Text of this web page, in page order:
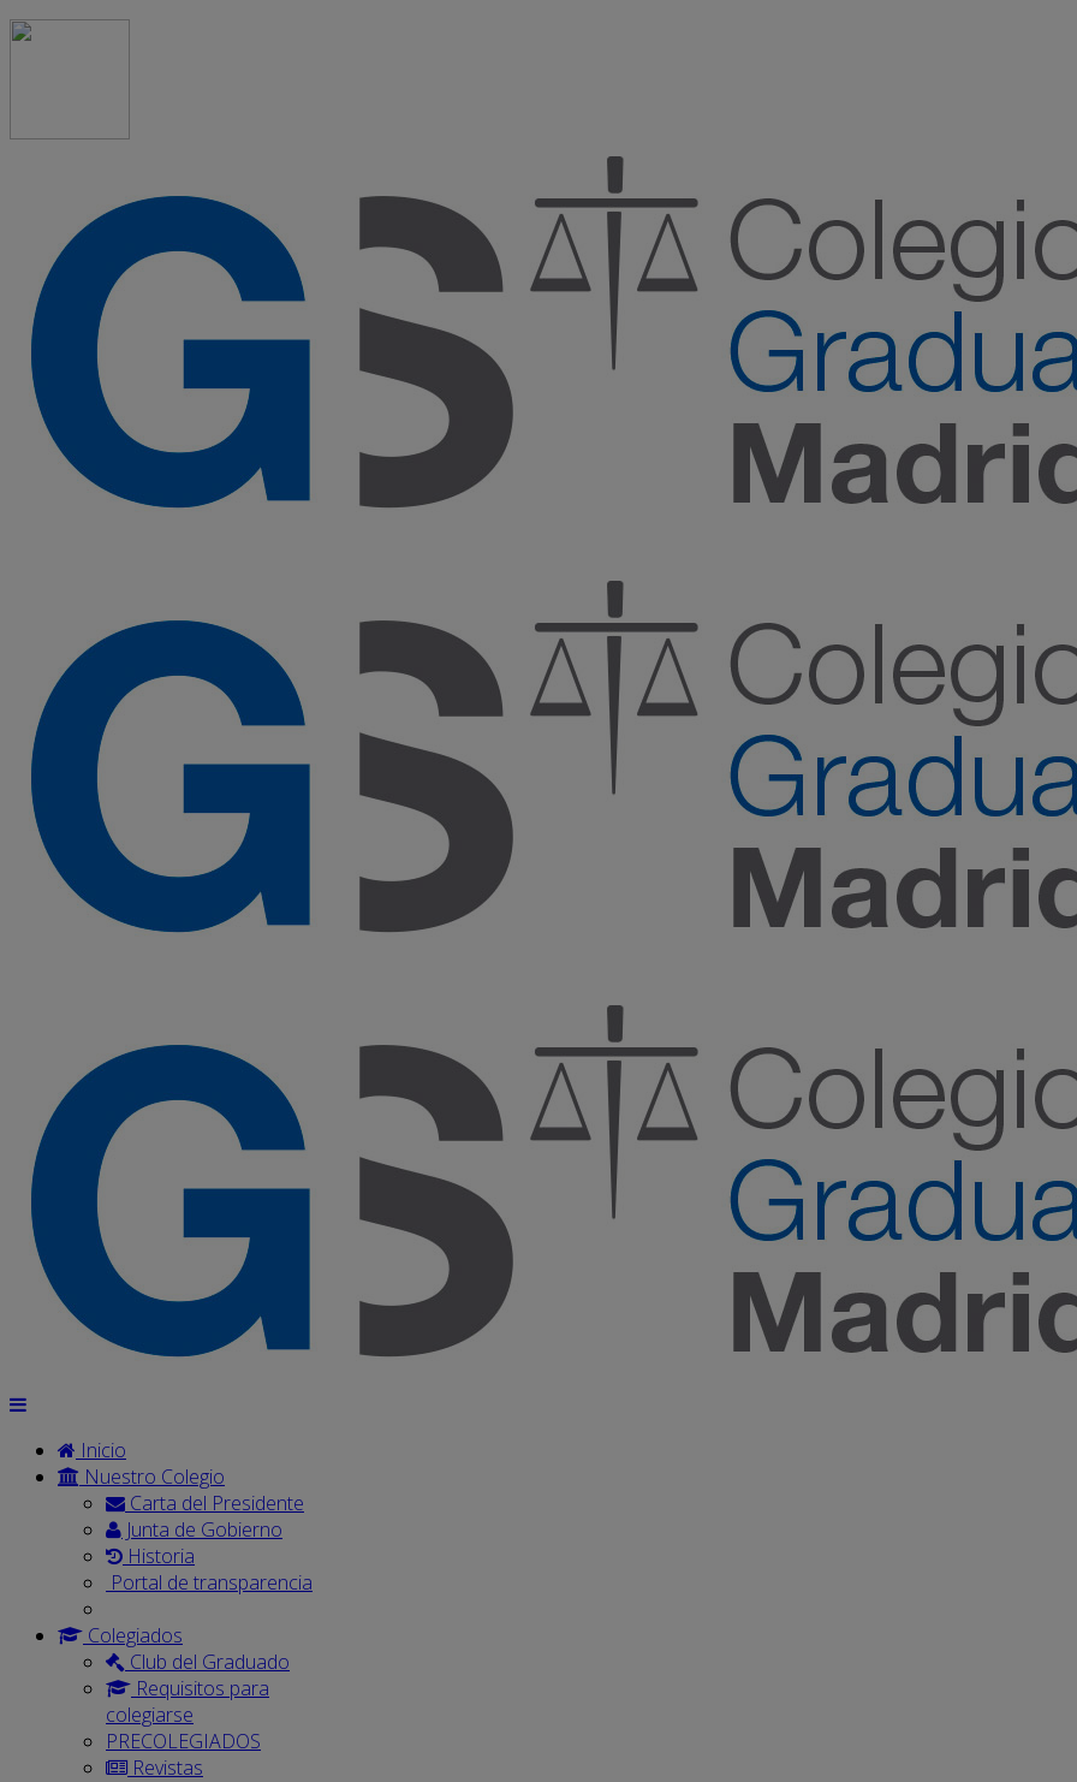
Inicio
Nuestro Colegio
Carta del Presidente
Junta de Gobierno
Historia
Portal de transparencia
Colegiados
Club del Graduado
Requisitos para
colegiarse
PRECOLEGIADOS
Revistas